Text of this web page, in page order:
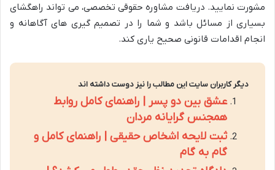
مشورت نمایید. دریافت مشاوره حقوقی تخصصی، می تواند راهگشای
بسیاری از مسائل باشد و شما را در تصمیم گیری های آگاهانه و
انجام اقدامات قانونی صحیح یاری کند.
دیگر کاربران سایت این مطالب را نیز دوست داشته اند
عشق بین دو پسر | راهنمای کامل روابط
همجنس گرایانه مردان
ثبت لایحه اشخاص حقیقی | راهنمای کامل و
گام به گام